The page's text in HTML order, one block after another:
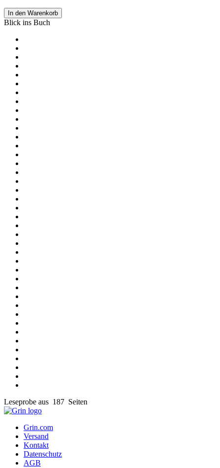
In den Warenkorb
Blick ins Buch